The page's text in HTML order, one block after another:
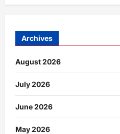
Archives
August 2026
July 2026
June 2026
May 2026